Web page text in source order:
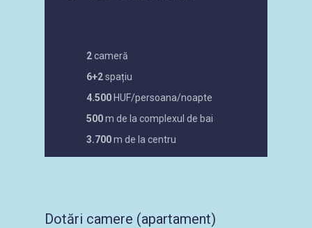
2cameră
6+2spațiu
4.500 HUF/persoana/noapte
500m de la complexul de bai
3.700m de la centru
Dotări camere (apartament)